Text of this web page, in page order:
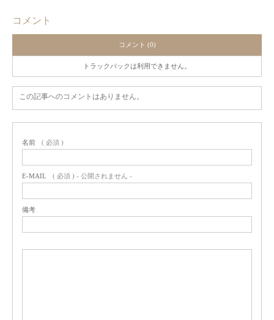
コメント
コメント (0)
トラックバックは利用できません。
この記事へのコメントはありません。
名前 ( 必須 )
E-MAIL ( 必須 ) - 公開されません -
備考